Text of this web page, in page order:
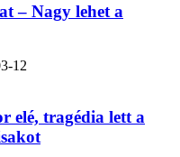
– Nagy lehet a
12
elé, tragédia lett a